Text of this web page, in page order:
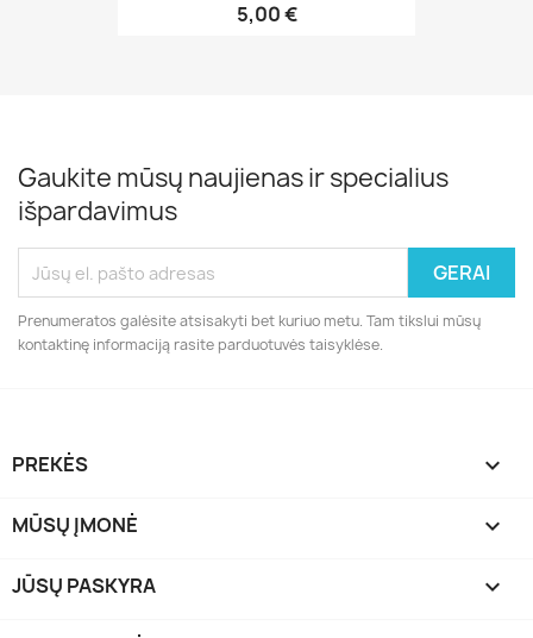
5,00 €
Gaukite mūsų naujienas ir specialius
išpardavimus
Prenumeratos galėsite atsisakyti bet kuriuo metu. Tam tikslui mūsų
kontaktinę informaciją rasite parduotuvės taisyklėse.
PREKĖS 
MŪSŲ ĮMONĖ 
JŪSŲ PASKYRA 